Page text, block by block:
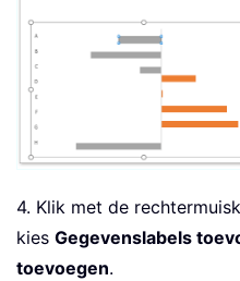
4. Klik met de
kies Gegevenslabels
toevoegen.